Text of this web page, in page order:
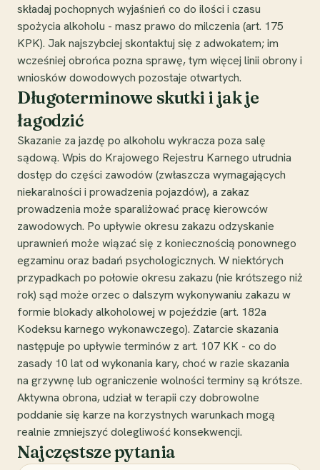
składaj pochopnych wyjaśnień co do ilości i czasu
spożycia alkoholu - masz prawo do milczenia (art. 175
KPK). Jak najszybciej skontaktuj się z adwokatem; im
wcześniej obrońca pozna sprawę, tym więcej linii obrony i
wniosków dowodowych pozostaje otwartych.
Długoterminowe skutki i jak je
łagodzić
Skazanie za jazdę po alkoholu wykracza poza salę
sądową. Wpis do Krajowego Rejestru Karnego utrudnia
dostęp do części zawodów (zwłaszcza wymagających
niekaralności i prowadzenia pojazdów), a zakaz
prowadzenia może sparaliżować pracę kierowców
zawodowych. Po upływie okresu zakazu odzyskanie
uprawnień może wiązać się z koniecznością ponownego
egzaminu oraz badań psychologicznych. W niektórych
przypadkach po połowie okresu zakazu (nie krótszego niż
rok) sąd może orzec o dalszym wykonywaniu zakazu w
formie blokady alkoholowej w pojeździe (art. 182a
Kodeksu karnego wykonawczego). Zatarcie skazania
następuje po upływie terminów z art. 107 KK - co do
zasady 10 lat od wykonania kary, choć w razie skazania
na grzywnę lub ograniczenie wolności terminy są krótsze.
Aktywna obrona, udział w terapii czy dobrowolne
poddanie się karze na korzystnych warunkach mogą
realnie zmniejszyć dolegliwość konsekwencji.
Najczęstsze pytania